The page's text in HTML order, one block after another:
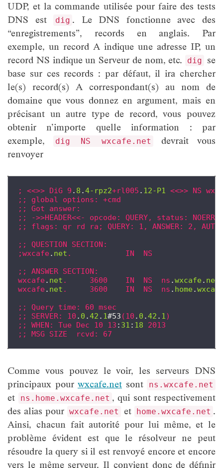
UDP, et la commande utilisée pour faire des tests
DNS est
dig . Le DNS fonctionne avec des
“enregistrements”, records en anglais. Par
exemple, un record A indique une adresse IP, un
record NS indique un Serveur de nom, etc.
dig
se
base sur ces records : par défaut, il ira chercher
le(s) record(s) A correspondant(s) au nom de
domaine que vous donnez en argument, mais en
précisant un autre type de record, vous pouvez
obtenir n’importe quelle information : par
exemple,
dig NS wxcafe.net
devrait vous
renvoyer
; <<>> DiG 9 . 8 .4-rpz2+rl005 . 12-P1 <<>> NS
;;
global options:
+cmd
;;
Got
answer:
;;
->>HEADER<<- opcode: QUERY, status:
;;
flags: qr rd ra; QUERY: 1, ANSWER: 2,
;;
QUESTION
SECTION:
;wxcafe. net . IN
NS
;;
ANSWER SECTION:
wxcafe. net . 3600 IN NS ns .wxcafe . net
wxcafe. net . 3600 IN NS ns . home .
;;
Query time: 60 msec
;;
SERVER: 10 . 0 .42 . 1#53 (10 . 0 .42 . 1)
;;
WHEN: Tue Dec 10 13 : 31 : 18
2013
;;
MSG SIZE rcvd: 67
Comme vous pouvez le voir, les serveurs DNS
principaux pour wxcafe.net sont ns.wxcafe.net
et ns.home.wxcafe.net , qui sont respectivement
des alias pour wxcafe.net et home.wxcafe.net .
Ainsi, chacun fait autorité pour lui même, et le
problème évident est que le résolveur ne peut
résoudre la query si il est renvoyé encore et encore
vers le même serveur. Il convient donc de définir